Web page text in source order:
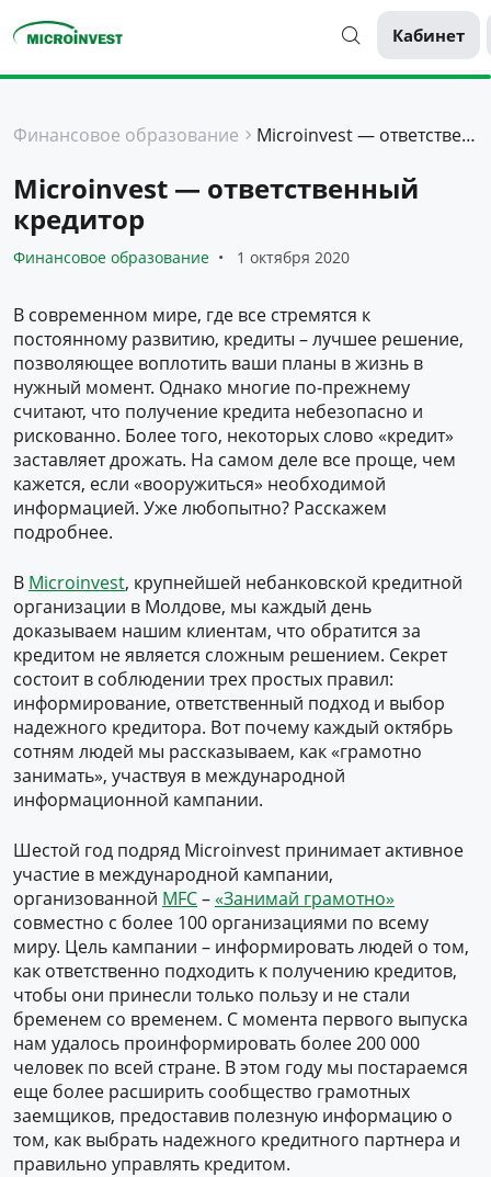
Кабинет
О компании
Для клиентов
Финансовое образование Microinvest — ответственный кредитор
Microinvest — ответственный
кредитор
Финансовое образование 1 октября 2020
В современном мире, где все стремятся к
постоянному развитию, кредиты – лучшее решение,
позволяющее воплотить ваши планы в жизнь в
нужный момент. Однако многие по-прежнему
считают, что получение кредита небезопасно и
рискованно. Более того, некоторых слово «кредит»
заставляет дрожать. На самом деле все проще, чем
кажется, если «вооружиться» необходимой
информацией. Уже любопытно? Расскажем
подробнее.
В Microinvest, крупнейшей небанковской кредитной
организации в Молдове, мы каждый день
доказываем нашим клиентам, что обратится за
кредитом не является сложным решением. Секрет
состоит в соблюдении трех простых правил:
информирование, ответственный подход и выбор
надежного кредитора. Вот почему каждый октябрь
сотням людей мы рассказываем, как «грамотно
занимать», участвуя в международной
информационной кампании.
Шестой год подряд Microinvest принимает активное
участие в международной кампании,
организованной MFC–«Занимай грамотно»
совместно с более 100 организациями по всему
миру. Цель кампании – информировать людей о том,
как ответственно подходить к получению кредитов,
чтобы они принесли только пользу и не стали
бременем со временем. С момента первого выпуска
нам удалось проинформировать более 200 000
человек по всей стране. В этом году мы постараемся
еще более расширить сообщество грамотных
заемщиков, предоставив полезную информацию о
том, как выбрать надежного кредитного партнера и
правильно управлять кредитом.